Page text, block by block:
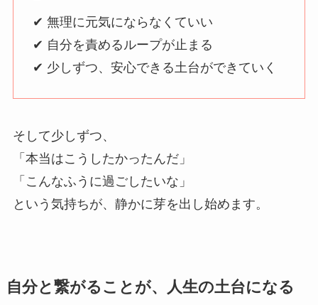
✔ 無理に元気にならなくていい
✔ 自分を責めるループが止まる
✔ 少しずつ、安心できる土台ができていく
そして少しずつ、
「本当はこうしたかったんだ」
「こんなふうに過ごしたいな」
という気持ちが、静かに芽を出し始めます。
自分と繋がることが、人生の土台になる